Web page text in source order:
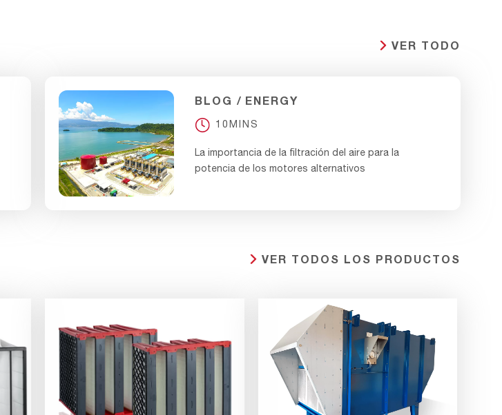
VER TODO
BLOG ENERGY
10MINS
La importancia de la filtración del aire para la
potencia de los motores alternativos
VER TODOS LOS PRODUCTOS